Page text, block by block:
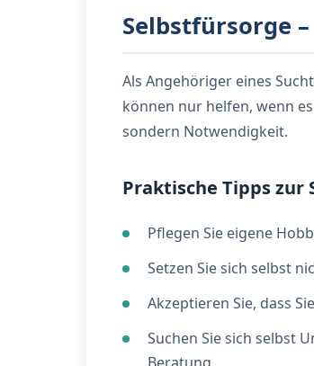
Selbstfürsorge
Als Angehöriger eines
können nur helfen, wenn
sondern Notwendigkeit.
Praktische Tipps zur
Pflegen Sie eigene
Setzen Sie sich selbst
Akzeptieren Sie, dass
Suchen Sie sich selbst